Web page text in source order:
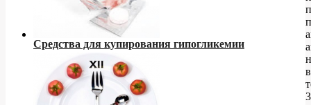
Средства для купирования гипогликемии
в